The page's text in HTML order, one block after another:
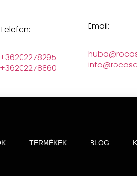
Telefon:
+36202278295
+36202278860
Email:
TERMÉKEK BLOG